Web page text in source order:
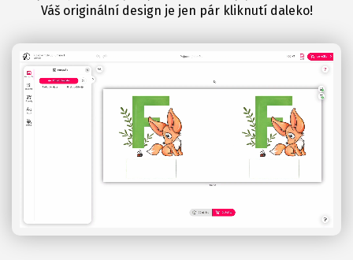
Váš originální design je jen pár kliknutí daleko!